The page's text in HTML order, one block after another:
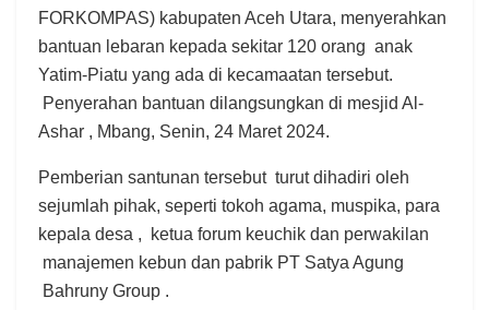
FORKOMPAS) kabupaten Aceh Utara, menyerahkan
bantuan lebaran kepada sekitar 120 orang anak
Yatim-Piatu yang ada di kecamaatan tersebut.
Penyerahan bantuan dilangsungkan di mesjid Al-
Ashar , Mbang, Senin, 24 Maret 2024.
Pemberian santunan tersebut turut dihadiri oleh
sejumlah pihak, seperti tokoh agama, muspika, para
kepala desa , ketua forum keuchik dan perwakilan
manajemen kebun dan pabrik PT Satya Agung
Bahruny Group .